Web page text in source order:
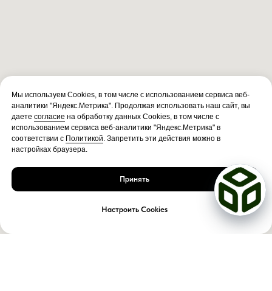
Мы используем Cookies, в том числе с использованием сервиса веб-
аналитики "Яндекс.Метрика". Продолжая использовать наш сайт, вы
даете согласие на обработку данных Cookies, в том числе с
использованием сервиса веб-аналитики "Яндекс.Метрика" в
соответствии с Политикой. Запретить эти действия можно в
настройках браузера.
Принять
Настроить Cookies